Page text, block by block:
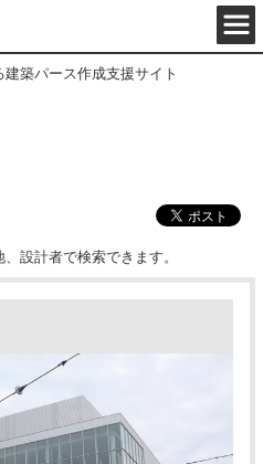
築パース作成支援サイト
設計者で検索できます。